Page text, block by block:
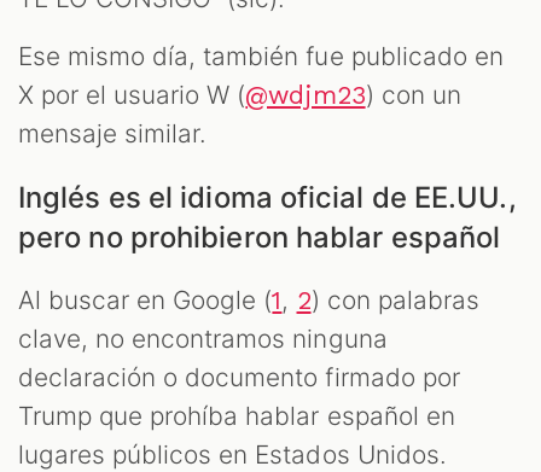
Ese mismo día, también fue publicado en
X por el usuario W (@wdjm23) con un
mensaje similar.
Inglés es el idioma oficial de EE.UU.,
pero no prohibieron hablar español
Al buscar en Google (1, 2) con palabras
clave, no encontramos ninguna
declaración o documento firmado por
Trump que prohíba hablar español en
lugares públicos en Estados Unidos.